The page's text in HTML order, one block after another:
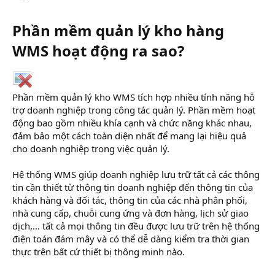
Phần mềm quản lý kho hàng
WMS hoạt động ra sao?
Phần mềm quản lý kho WMS tích hợp nhiều tính năng hỗ
trợ doanh nghiệp trong công tác quản lý. Phần mềm hoạt
động bao gồm nhiều khía cạnh và chức năng khác nhau,
đảm bảo một cách toàn diện nhất để mang lại hiệu quả
cho doanh nghiệp trong việc quản lý.
Hệ thống WMS giúp doanh nghiệp lưu trữ tất cả các thông
tin cần thiết từ thông tin doanh nghiệp đến thông tin của
khách hàng và đối tác, thông tin của các nhà phân phối,
nhà cung cấp, chuỗi cung ứng và đơn hàng, lịch sử giao
dịch,… tất cả mọi thông tin đều được lưu trữ trên hệ thống
điện toán đám mây và có thể dễ dàng kiểm tra thời gian
thực trên bất cứ thiết bị thông minh nào.